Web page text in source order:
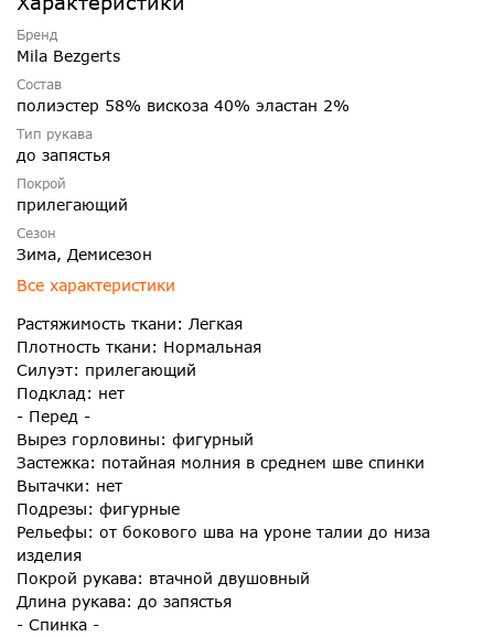
Бренд
Mila Bezgerts
Состав
полиэстер 58% вискоза 40% эластан 2%
Тип рукава
до запястья
Покрой
прилегающий
Сезон
Зима, Демисезон
Все характеристики
Растяжимость ткани: Легкая
Плотность ткани: Нормальная
Силуэт: прилегающий
Подклад: нет
- Перед -
Вырез горловины: фигурный
Застежка: потайная молния в среднем шве спинки
Вытачки: нет
Подрезы: фигурные
Рельефы: от бокового шва на уроне талии до низа
изделия
Покрой рукава: втачной двушовный
Длина рукава: до запястья
- Спинка -